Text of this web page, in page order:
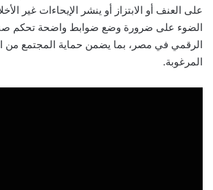
على العنف أو الابتزاز أو ينشر الإيحاءات غير
الضوء على ضرورة وضع ضوابط واضحة تحكم
الرقمي في مصر، بما يضمن حماية المجتمع من
المرغوبة.